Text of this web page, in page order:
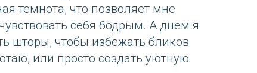
темнота, что позволяет мне
себя бодрым. А днем я
шторы, чтобы избежать бликов
или просто создать уютную